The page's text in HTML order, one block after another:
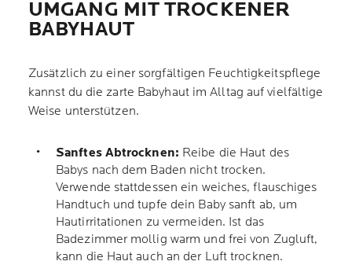
UMGANG MIT TROCKENER
BABYHAUT
Zusätzlich zu einer sorgfältigen Feuchtigkeitspflege
kannst du die zarte Babyhaut im Alltag auf vielfältige
Weise unterstützen.
Sanftes Abtrocknen: Reibe die Haut des
Babys nach dem Baden nicht trocken.
Verwende stattdessen ein weiches, flauschiges
Handtuch und tupfe dein Baby sanft ab, um
Hautirritationen zu vermeiden. Ist das
Badezimmer mollig warm und frei von Zugluft,
kann die Haut auch an der Luft trocknen.